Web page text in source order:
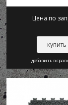
Цена по
купить
добавить в